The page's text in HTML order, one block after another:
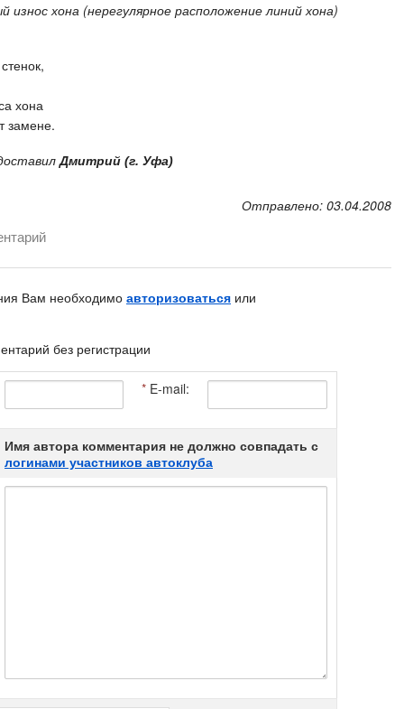
износ хона (нерегулярное расположение линий хона)
хона
замене.
Дмитрий (г. Уфа)
Отправлено: 03.04.2008
Вам необходимо авторизоваться или
без регистрации
* E-mail:
Имя автора комментария не должно совпадать с
логинами участников автоклуба